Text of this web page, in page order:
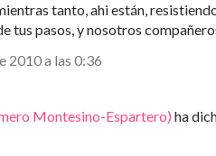
tanto, ahi están,
tus pasos, y nosotros
2010 a las 0:36
Montesino-Espartero) ha